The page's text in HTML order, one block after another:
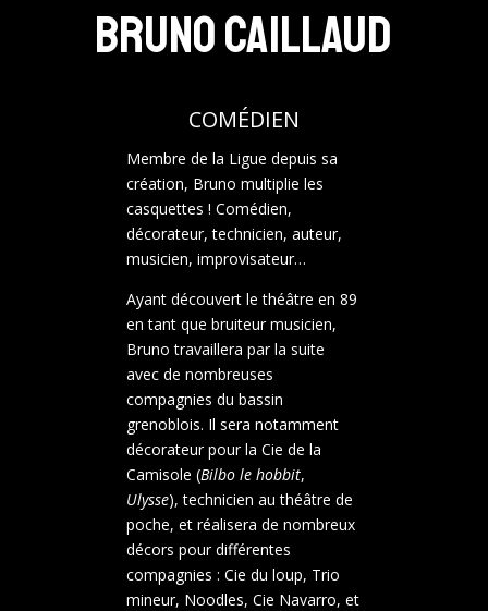
Bruno Caillaud
COMÉDIEN
Membre de la Ligue depuis sa
création, Bruno multiplie les
casquettes ! Comédien,
décorateur, technicien, auteur,
musicien, improvisateur…
Ayant découvert le théâtre en 89
en tant que bruiteur musicien,
Bruno travaillera par la suite
avec de nombreuses
compagnies du bassin
grenoblois. Il sera notamment
décorateur pour la Cie de la
Camisole (Bilbo le hobbit,
Ulysse), technicien au théâtre de
poche, et réalisera de nombreux
décors pour différentes
compagnies : Cie du loup, Trio
mineur, Noodles, Cie Navarro, et